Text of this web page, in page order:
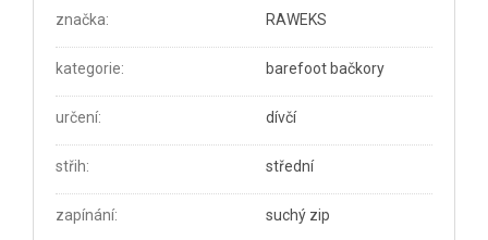
značka: RAWEKS
kategorie: barefoot bačkory
určení: dívčí
střih: střední
zapínání: suchý zip